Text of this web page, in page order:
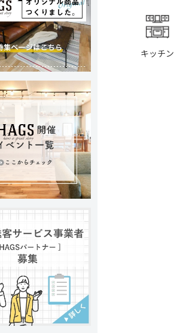
キッチン